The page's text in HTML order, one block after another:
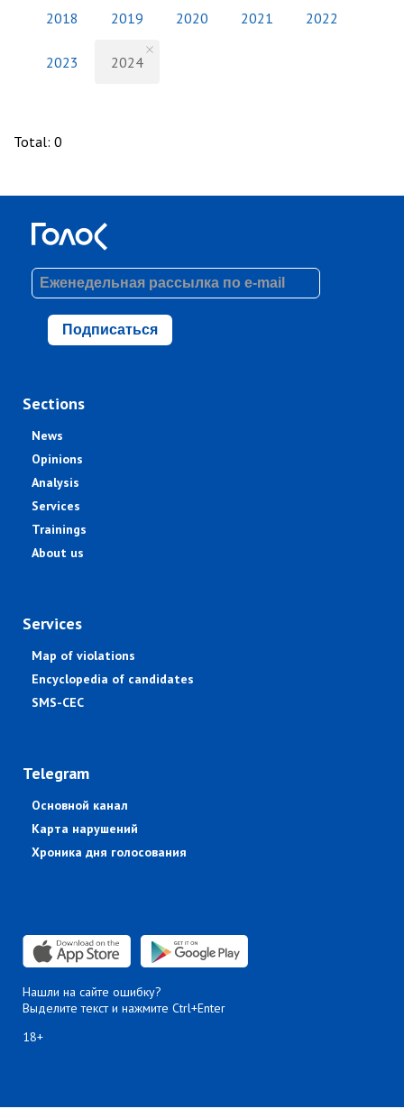
2018 2019 2020 2021 2022
2023 2024
Total: 0
Подписаться
Sections
News
Opinions
Analysis
Services
Trainings
About us
Services
Map of violations
Encyclopedia of candidates
SMS-CEC
Telegram
Основной канал
Карта нарушений
Хроника дня голосования
Нашли на сайте ошибку?
Выделите текст и нажмите Ctrl+Enter
18+